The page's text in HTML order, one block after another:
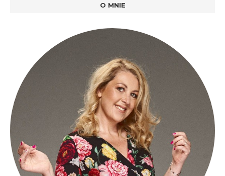
O MNIE